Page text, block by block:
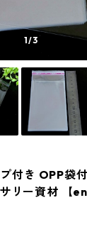
1/3
付き OPP袋
リー資材 【en